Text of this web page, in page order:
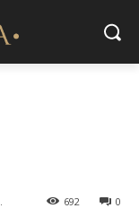
0
692